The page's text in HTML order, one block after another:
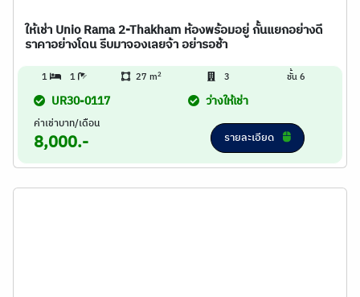
ให้เช่า Unio Rama 2-Thakham ห้องพร้อมอยู่ กั้นแยกอย่างดี
ราคาอย่างโดน รีบมาจองเลยจ้า อย่ารอช้า
1 1 27 m2 3 ชั้น 6
UR30-0117 ว่างให้เช่า
ค่าเช่าบาท/เดือน
8,000.- รายละเอียด